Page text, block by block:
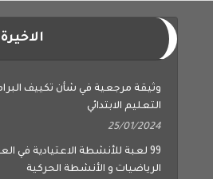
الاخيرة
وثيقة مرجعية في شأن تكييف
التعليم الابتدائي
25/01/2024
99 لعبة للأنشطة الاعتيادية في
الرياضيات و الأنشطة الحركية